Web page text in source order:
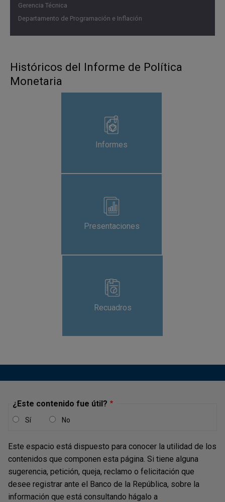
Gerencia Técnica
Departamento de Programación e Inflación
Históricos del Informe de Política
Monetaria
Informes
Presentaciones
Recuadros
¿Este contenido fue útil?
Sí No
Este espacio está dispuesto para conocer la utilidad de los
contenidos que componen esta página. Si tiene alguna
sugerencia, petición, queja, reclamo o felicitación que
desee registrar ante el Banco de la República, sobre la
información que está consultando hágalo a